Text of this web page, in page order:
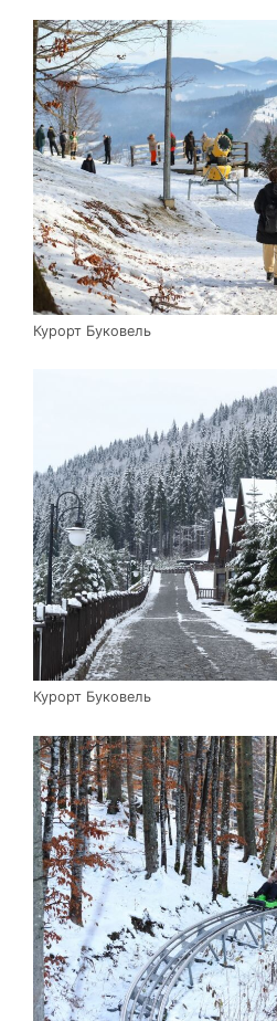
Курорт Буковель
Курорт Буковель